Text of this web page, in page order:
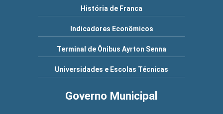
História de Franca
Indicadores Econômicos
Terminal de Ônibus Ayrton Senna
Universidades e Escolas Técnicas
Governo Municipal